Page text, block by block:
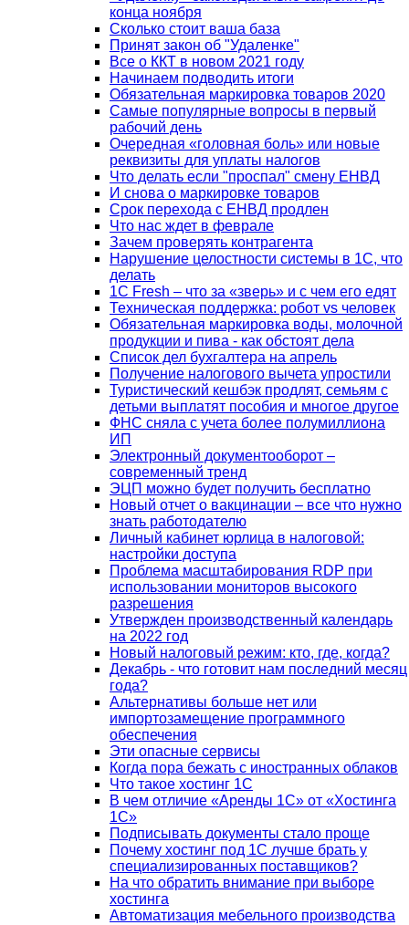
конца ноября
Сколько стоит ваша база
Принят закон об "Удаленке"
Все о ККТ в новом 2021 году
Начинаем подводить итоги
Обязательная маркировка товаров 2020
Самые популярные вопросы в первый
рабочий день
Очередная «головная боль» или новые
реквизиты для уплаты налогов
Что делать если "проспал" смену ЕНВД
И снова о маркировке товаров
Срок перехода с ЕНВД продлен
Что нас ждет в феврале
Зачем проверять контрагента
Нарушение целостности системы в 1С, что
делать
1С Fresh – что за «зверь» и с чем его едят
Техническая поддержка: робот vs человек
Обязательная маркировка воды, молочной
продукции и пива - как обстоят дела
Список дел бухгалтера на апрель
Получение налогового вычета упростили
Туристический кешбэк продлят, семьям с
детьми выплатят пособия и многое другое
ФНС сняла с учета более полумиллиона
ИП
Электронный документооборот –
современный тренд
ЭЦП можно будет получить бесплатно
Новый отчет о вакцинации – все что нужно
знать работодателю
Личный кабинет юрлица в налоговой:
настройки доступа
Проблема масштабирования RDP при
использовании мониторов высокого
разрешения
Утвержден производственный календарь
на 2022 год
Новый налоговый режим: кто, где, когда?
Декабрь - что готовит нам последний месяц
года?
Альтернативы больше нет или
импортозамещение программного
обеспечения
Эти опасные сервисы
Когда пора бежать с иностранных облаков
Что такое хостинг 1С
В чем отличие «Аренды 1С» от «Хостинга
1С»
Подписывать документы стало проще
Почему хостинг под 1С лучше брать у
специализированных поставщиков?
На что обратить внимание при выборе
хостинга
Автоматизация мебельного производства